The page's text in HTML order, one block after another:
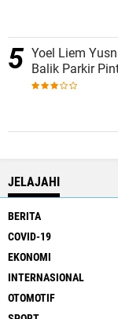
Yoel Liem
Balik Parkir
JELAJAHI
BERITA
COVID-19
EKONOMI
INTERNASIONAL
OTOMOTIF